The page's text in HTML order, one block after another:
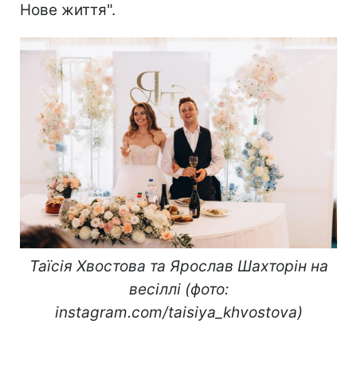
Нове життя".
Таїсія Хвостова та Ярослав Шахторін на
весіллі (фото:
instagram.com/taisiya_khvostova)